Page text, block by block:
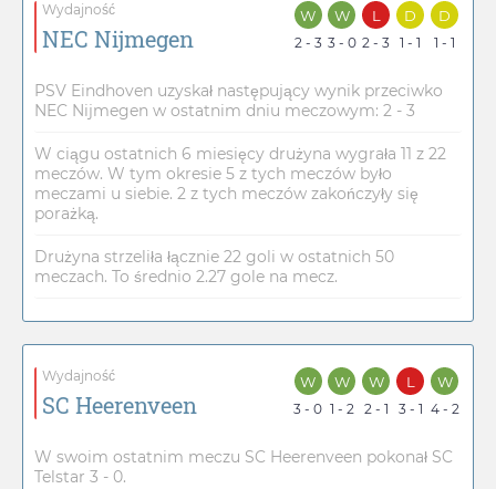
Wydajność
NEC Nijmegen
W
2 - 3
W
3 - 0
L
2 - 3
D
1 - 1
D
1 - 1
PSV Eindhoven uzyskał następujący wynik przeciwko
NEC Nijmegen w ostatnim dniu meczowym: 2 - 3
W ciągu ostatnich 6 miesięcy drużyna wygrała 11 z 22
meczów. W tym okresie 5 z tych meczów było
meczami u siebie. 2 z tych meczów zakończyły się
porażką.
Drużyna strzeliła łącznie 22 goli w ostatnich 50
meczach. To średnio 2.27 gole na mecz.
Wydajność
SC Heerenveen
W
3 - 0
W
1 - 2
W
2 - 1
L
3 - 1
W
4 - 2
W swoim ostatnim meczu SC Heerenveen pokonał SC
Telstar 3 - 0.